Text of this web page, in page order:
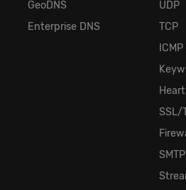
GeoDNS
Enterprise DNS
UDP
TCP
SSL/
SMTP